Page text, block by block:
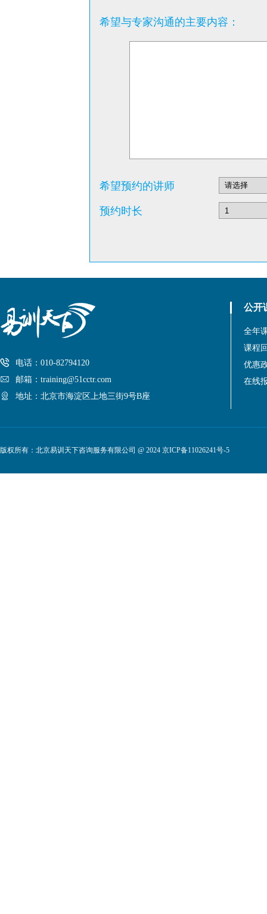
希望与专家沟通的主要内容：
希望预约的讲师
预约时长
电话：010-82794120
邮箱：training@51cctr.com
地址：北京市海淀区上地三街9号B座
公开
全年
课程
优惠
在线
版权所有：北京易训天下咨询服务有限公司 @ 2024 京ICP备11026241号-5